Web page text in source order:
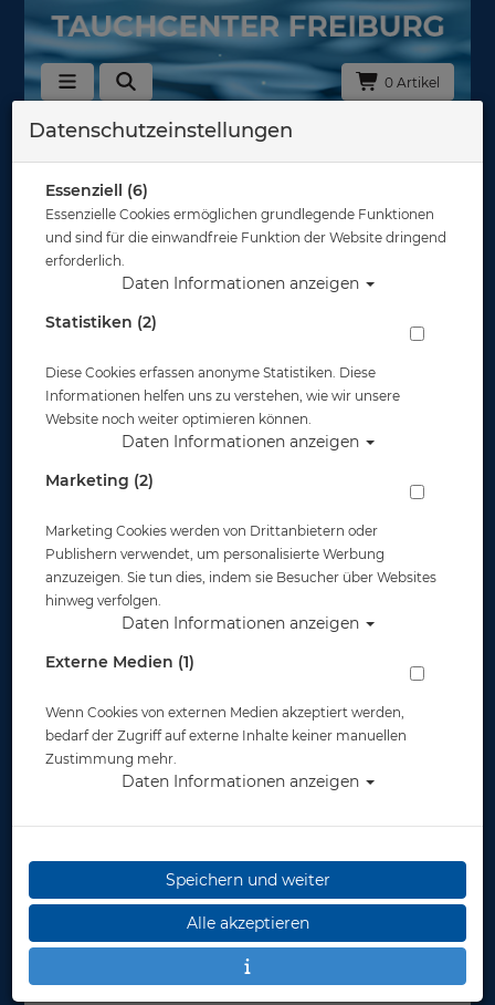
0 Artikel
Zurück
Plüschtier von Wild Republic -
Karettschildkröte - 30cm
Artikelnr.: base-1343
22,90 €*
Lieferbar
Datenschutzeinstellungen
Essenziell (6)
Essenzielle Cookies ermöglichen grundlegende Funktionen
und sind für die einwandfreie Funktion der Website dringend
erforderlich.
Daten Informationen anzeigen
Statistiken (2)
Diese Cookies erfassen anonyme Statistiken. Diese
Informationen helfen uns zu verstehen, wie wir unsere
Website noch weiter optimieren können.
Daten Informationen anzeigen
Marketing (2)
Marketing Cookies werden von Drittanbietern oder
Publishern verwendet, um personalisierte Werbung
anzuzeigen. Sie tun dies, indem sie Besucher über Websites
hinweg verfolgen.
Daten Informationen anzeigen
Externe Medien (1)
Wenn Cookies von externen Medien akzeptiert werden,
bedarf der Zugriff auf externe Inhalte keiner manuellen
Zustimmung mehr.
Daten Informationen anzeigen
Speichern und weiter
Alle akzeptieren